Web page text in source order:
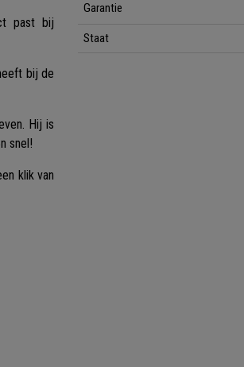
past bij
bij de
Hij is
snel!
klik van
Garantie
Staat